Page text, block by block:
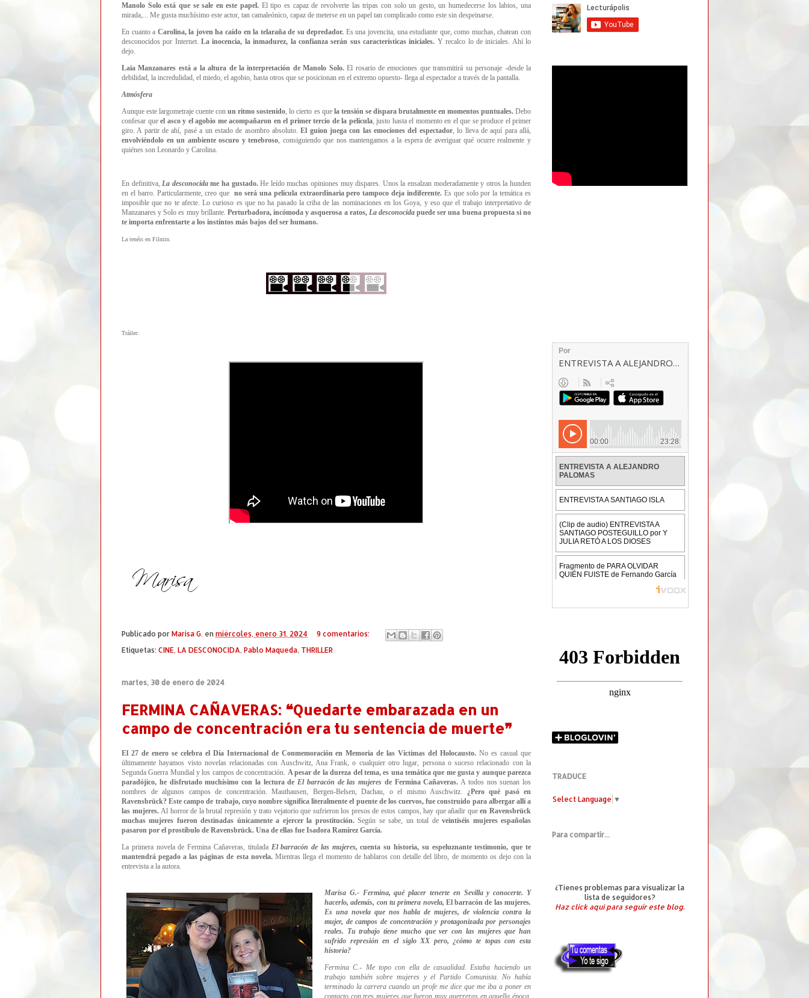
Manolo Solo está que se sale en este papel. El tipo es capaz de revolverte las tripas con solo un gesto, un humedecerse los labios, una
mirada,... Me gusta muchísimo este actor, tan camaleónico, capaz de meterse en un papel tan complicado como este sin despeinarse.
En cuanto a Carolina, la joven ha caído en la telaraña de su depredador. Es una jovencita, una estudiante que, como muchas, chatean con
desconocidos por Internet.La inocencia, la inmadurez, la confianza serán sus características iniciales. Y recalco lo de iniciales. Ahí lo
dejo.
Laia Manzanares está a la altura de la interpretación de Manolo Solo.El rosario de emociones que transmitirá su personaje -desde la
debilidad, la incredulidad, el miedo, el agobio, hasta otros que se posicionan en el extremo opuesto- llega al espectador a través de la pantalla.
Atmósfera
Aunque este largometraje cuente conun ritmo sostenido , lo cierto es que la tensión se dispara brutalmente en momentos puntuales.Debo
confesar que el asco y el agobio me acompañaron en el primer tercio de la película, justo hasta el momento en el que se produce el primer
giro. A partir de ahí, pasé a un estado de asombro absoluto.El guion juega con las emociones del espectador, lo lleva de aquí para allá,
envolviéndolo en un ambiente oscuro y tenebroso , consiguiendo que nos mantengamos a la espera de averiguar qué ocurre realmente y
quiénes son Leonardo y Carolina.
En definitiva, La desconocidame ha gustado.He leído muchas opiniones muy dispares. Unos la ensalzan moderadamente y otros la hunden
en el barro. Particularmente, creo que no será una película extraordinaria pero tampoco deja indiferente. Es que solo por la temática es
imposible que no te afecte. Lo curioso es que no ha pasado la criba de las nominaciones en los Goya, y eso que el trabajo interpretativo de
Manzanares y Solo es muy brillante. Perturbadora, incómoda y asquerosa a ratos, La desconocidapuede ser una buena propuesta si no
te importa enfrentarte a los instintos más bajos del ser humano.
La tenéis en Filmin.
Tráiler:
Publicado por Marisa G. en miércoles, enero 31, 2024
9 comentarios:
Etiquetas: CINE LA DESCONOCIDA Pablo Maqueda THRILLER
martes, 30 de enero de 2024
FERMINA CAÑAVERAS: ❝Quedarte embarazada en un
campo de concentración era tu sentencia de muerte❞
El 27 de enero se celebra el Día Internacional de Conmemoración en Memoria de las Víctimas del Holocausto. No es casual que
últimamente hayamos visto novelas relacionadas con Auschwitz, Ana Frank, o cualquier otro lugar, persona o suceso relacionado con la
Segunda Guerra Mundial y los campos de concentración. A pesar de la dureza del tema, es una temática que me gusta y aunque parezca
paradójico, he disfrutado muchísimo con la lectura de El barracón de las mujeres de Fermina Cañaveras. A todos nos suenan los
nombres de algunos campos de concentración. Mauthausen, Bergen-Belsen, Dachau, o el mismo Auschwitz.
¿Pero qué pasó en
Ravensbrück? Este campo de trabajo, cuyo nombre significa literalmente el puente de los cuervos, fue construido para albergar allí a
las mujeres.Al horror de la brutal represión y trato vejatorio que sufrieron los presos de estos campos, hay que añadir queen Ravensbrück
muchas mujeres fueron destinadas únicamente a ejercer la prostitución.Según se sabe, un total deveintiséis mujeres españolas
pasaron por el prostíbulo de Ravensbrück. Una de ellas fue Isadora Ramírez García.
La primera novela de Fermina Cañaveras, titulada El barracón de las mujeres, cuenta su historia, su espeluznante testimonio, que te
mantendrá pegado a las páginas de esta novela.Mientras llega el momento de hablaros con detalle del libro, de momento os dejo con la
entrevista a la autora.
Marisa G.- Fermina, qué placer tenerte en Sevilla y conocerte. Y
hacerlo, además, con tu primera novela, El barracón de las mujeres.
Es una novela que nos habla de mujeres, de violencia contra la
mujer, de campos de concentración y protagonizada por personajes
reales. Tu trabajo tiene mucho que ver con las mujeres que han
sufrido represión en el siglo XX pero, ¿cómo te topas con esta
historia?
Fermina C.- Me topo con ella de casualidad. Estaba haciendo un
trabajo también sobre mujeres y el Partido Comunista. No había
terminado la carrera cuando un profe me dice que me iba a poner en
contacto con tres mujeres que fueron muy guerreras en aquella época,
TRADUCE
Select Language ▼
Para compartir...
¿Tienes problemas para visualizar la
lista de seguidores?
Haz click aquí para seguir este blog.